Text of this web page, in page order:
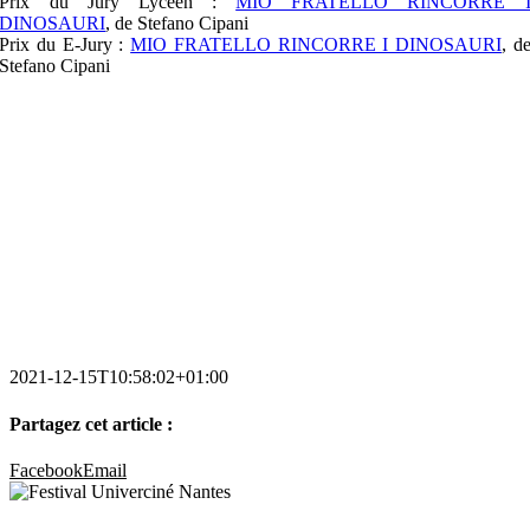
DINOSAURI, de Stefano Cipani
Prix du E-Jury :MIO FRATELLO RINCORRE I DINOSAURI, de
Stefano Cipani
2021-12-15T10:58:02+01:00
Partagez cet article :
FacebookEmail